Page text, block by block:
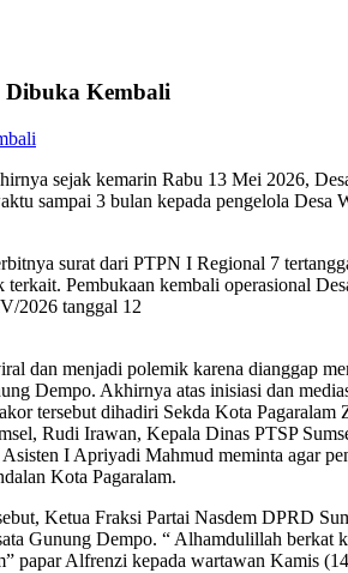
Dibuka Kembali
sejak kemarin Rabu 13 Mei 2026,
sampai 3 bulan kepada pengelola
surat dari PTPN I Regional 7
Pembukaan kembali operasional
2026 tanggal 12
dan menjadi polemik karena dianggap
Dempo. Akhirnya atas inisiasi dan
tersebut dihadiri Sekda Kota
Rudi Irawan, Kepala Dinas PTSP
I Apriyadi Mahmud meminta agar
Kota Pagaralam.
Ketua Fraksi Partai Nasdem DPRD
Gunung Dempo. “ Alhamdulillah
papar Alfrenzi kepada wartawan Kamis